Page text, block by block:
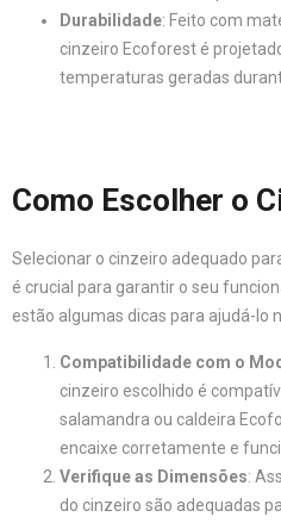
Durabilidade: Feito com
cinzeiro Ecoforest é
temperaturas geradas
Como Escolher o
Selecionar o cinzeiro adequado
é crucial para garantir o seu
estão algumas dicas para ajudá-lo
Compatibilidade com o
cinzeiro escolhido é
salamandra ou caldeira
encaixe corretamente e
Verifique as Dimensões:
do cinzeiro são adequadas